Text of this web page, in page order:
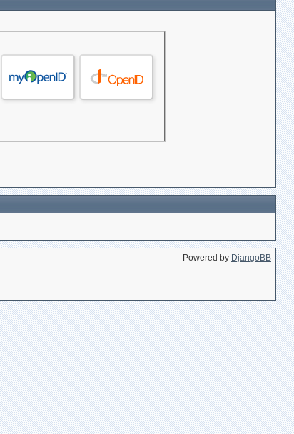
Powered by DjangoBB